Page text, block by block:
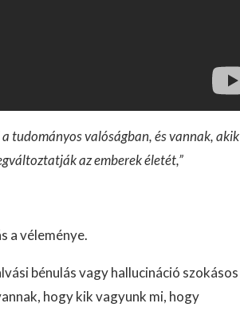
tudományos valóságban, és vannak, akik
az emberek életét,”
a véleménye.
bénulás vagy hallucináció szokásos
hogy kik vagyunk mi, hogy